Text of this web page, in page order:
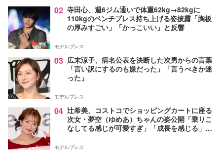
02 寺田心、週6ジム通いで体重62kg→82kgに
110kgのベンチプレス持ち上げる姿披露「胸板
の厚みすごい」「かっこいい」と反響
モデルプレス
03 広末涼子、病名公表を決断した次男からの言葉
「言い訳にするのも嫌だった」「言うべきか迷
った」
モデルプレス
04 辻希美、コストコでショッピングカートに座る
次女・夢空（ゆめあ）ちゃんの姿公開「乗りこ
なしてる感じが可愛すぎ」「成長を感じる」の
モデルプレス